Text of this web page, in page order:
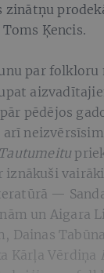
Ķencis.
par folkloru
pēdējos
arī
Tautumeitu
—
un Aigara
Dainas
Kārļa Vērdiņa